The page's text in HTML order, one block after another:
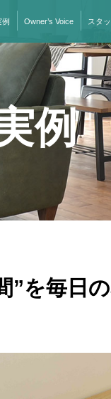
例 Owner’s Voice スタ
例
”を毎日